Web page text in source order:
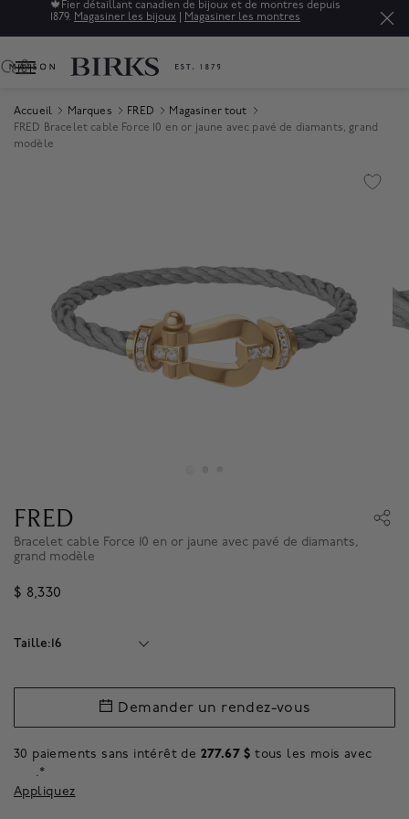
🍁 Fier détaillant canadien de bijoux et de montres depuis
1879. Magasiner les bijoux Magasiner les montres
0
Accueil Marques FRED
Magasiner tout
FRED Bracelet cable Force 10 en or jaune avec pavé de diamants, grand
modèle
FRED
Bracelet cable Force 10 en or jaune avec pavé de diamants,
grand modèle
$ 8,330
Taille:16
30 paiements sans intérêt de 277.67 $ tous les mois avec
.*
Appliquez
Demander un rendez-vous